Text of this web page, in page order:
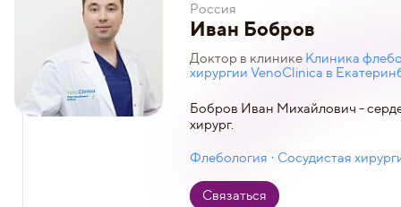
Россия
Иван Бобров
Доктор в клинике Клиника
хирургии VenoClinica в
Бобров Иван Михайлович -
хирург.
Флебология · Сосудистая
Связаться